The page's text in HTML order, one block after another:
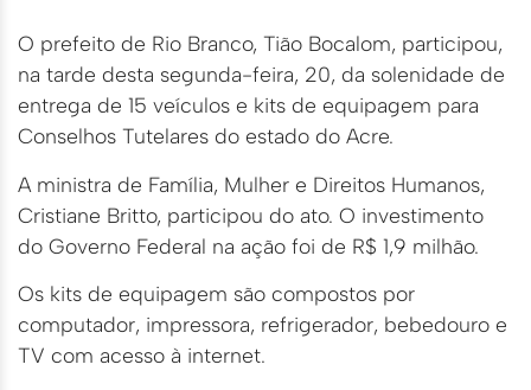
O prefeito de Rio Branco, Tião Bocalom, participou,
na tarde desta segunda-feira, 20, da solenidade de
entrega de 15 veículos e kits de equipagem para
Conselhos Tutelares do estado do Acre.
A ministra de Família, Mulher e Direitos Humanos,
Cristiane Britto, participou do ato. O investimento
do Governo Federal na ação foi de R$ 1,9 milhão.
Os kits de equipagem são compostos por
computador, impressora, refrigerador, bebedouro e
TV com acesso à internet.